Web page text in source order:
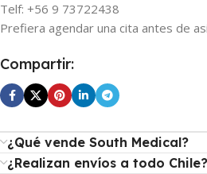
Telf: +56 9 73722438
Prefiera agendar una cita antes de
Compartir:
¿Qué vende South Medical?
¿Realizan envíos a todo Chile?